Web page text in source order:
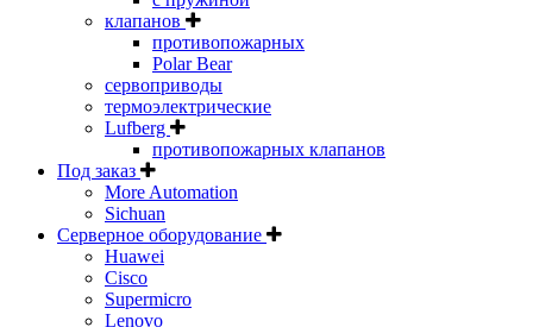
клапанов
противопожарных
Polar Bear
сервоприводы
термоэлектрические
Lufberg
противопожарных клапанов
Под заказ
More Automation
Sichuan
Серверное оборудование
Huawei
Cisco
Supermicro
Lenovo